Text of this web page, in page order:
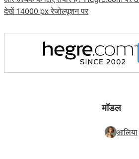
देखें 14000 px रेजोल्यूशन पर
मॉडल
आलिया